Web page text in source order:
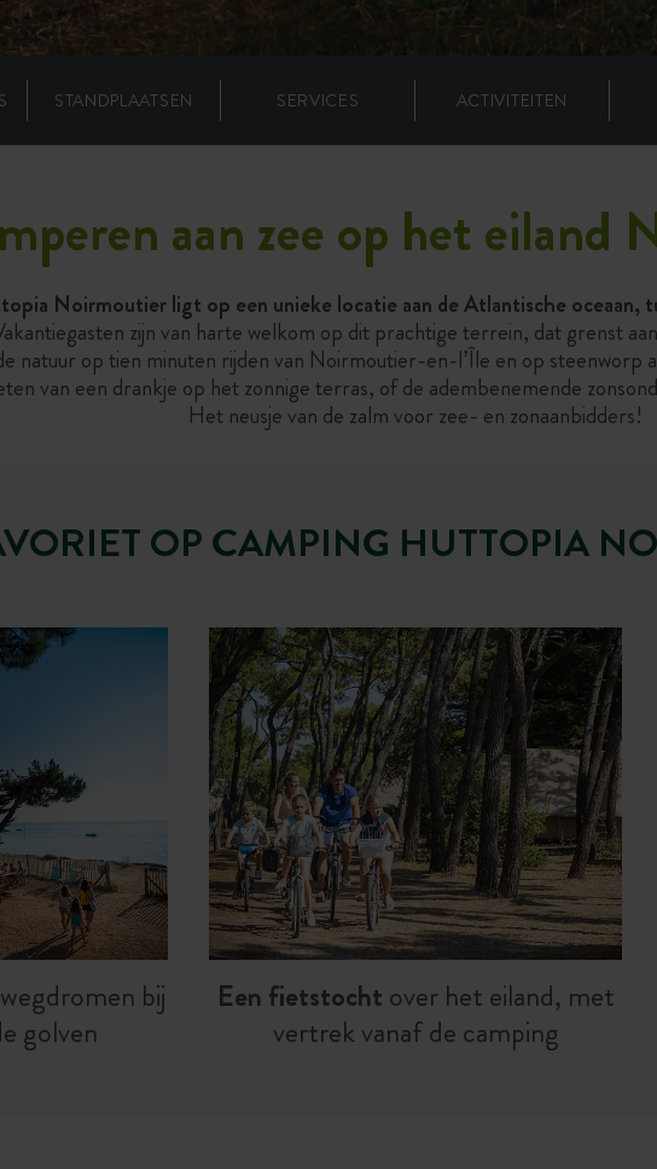
STANDPLAATSEN SERVICES ACTIVITEITEN
aan zee op het eiland
Noirmoutier ligt op een unieke locatie aan de Atlantische oceaan,
zijn van harte welkom op dit prachtige terrein, dat grenst
natuur op tien minuten rijden van Noirmoutier-en-l’Île en op steenworp
van een drankje op het zonnige terras, of de adembenemende
Het neusje van de zalm voor zee- en zonaanbidders!
OP CAMPING HUTTOPIA
bij
golven
Een fietstocht over het eiland, met
vertrek vanaf de camping